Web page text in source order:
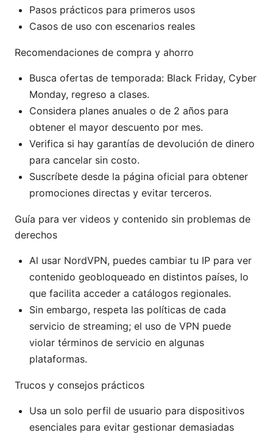
Pasos prácticos para primeros usos
Casos de uso con escenarios reales
Recomendaciones de compra y ahorro
Busca ofertas de temporada: Black Friday, Cyber
Monday, regreso a clases.
Considera planes anuales o de 2 años para
obtener el mayor descuento por mes.
Verifica si hay garantías de devolución de dinero
para cancelar sin costo.
Suscríbete desde la página oficial para obtener
promociones directas y evitar terceros.
Guía para ver videos y contenido sin problemas de
derechos
Al usar NordVPN, puedes cambiar tu IP para ver
contenido geobloqueado en distintos países, lo
que facilita acceder a catálogos regionales.
Sin embargo, respeta las políticas de cada
servicio de streaming; el uso de VPN puede
violar términos de servicio en algunas
plataformas.
Trucos y consejos prácticos
Usa un solo perfil de usuario para dispositivos
esenciales para evitar gestionar demasiadas